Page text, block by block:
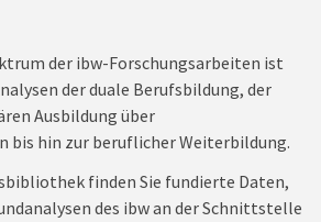
der ibw-Forschungsarbeiten ist
der duale Berufsbildung, der
Ausbildung über
bis hin zur beruflicher Weiterbildung.
finden Sie fundierte Daten,
des ibw an der Schnittstelle